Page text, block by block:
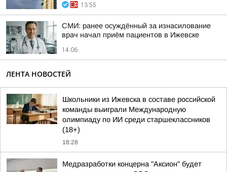
13:55
СМИ: ранее осуждённый за изнасилование
врач начал приём пациентов в Ижевске
14:06
ЛЕНТА НОВОСТЕЙ
Школьники из Ижевска в составе российской
команды выиграли Международную
олимпиаду по ИИ среди старшеклассников
(18+)
18:28
Медразработки концерна "Аксион" будет